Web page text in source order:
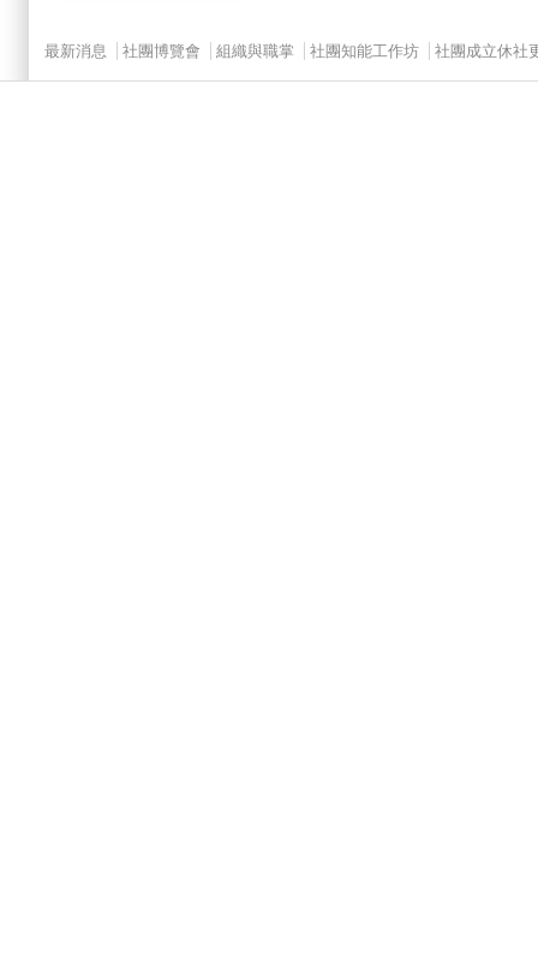
Main menu 2
最新消息 社團博覽會 組織與職掌 社團知能工作坊 社團成立休社